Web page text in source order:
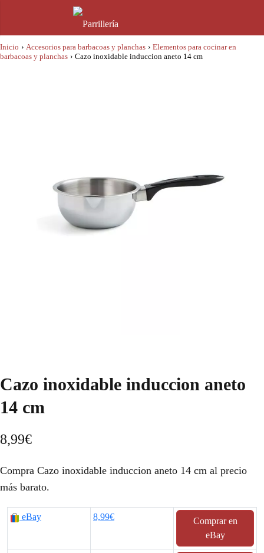
Inicio › Accesorios para barbacoas y planchas › Elementos para cocinar en
barbacoas y planchas › Cazo inoxidable induccion aneto 14 cm
Cazo inoxidable induccion aneto
14 cm
8,99€
Compra Cazo inoxidable induccion aneto 14 cm al precio
más barato.
eBay 8,99€
Comprar en
eBay